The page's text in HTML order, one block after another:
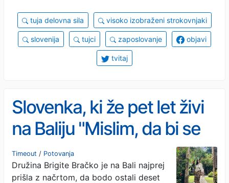
tuja delovna sila visoko izobraženi strokovnjaki
slovenija tujci zaposlovanje objavi
tvitaj
Slovenka, ki že pet let živi
na Baliju "Mislim, da bi se
lahko ves svet nekaj naučil
od Balija"
Timeout / Potovanja
Družina Brigite Bračko je na Bali najprej
prišla z načrtom, da bodo ostali deset